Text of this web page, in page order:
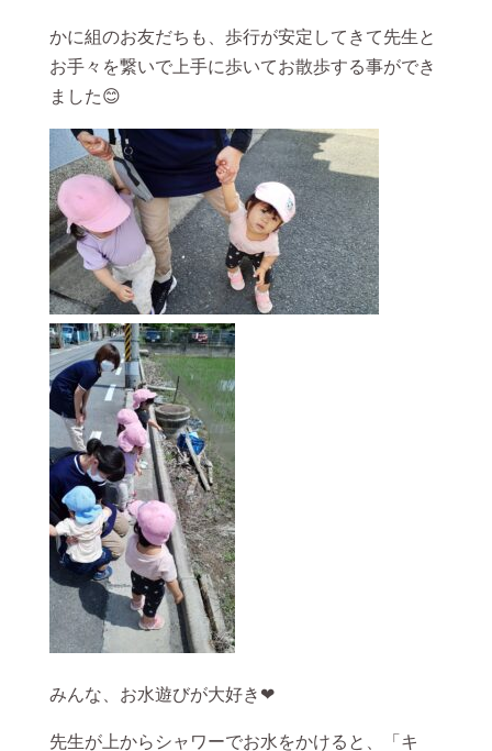
かに組のお友だちも、歩行が安定してきて先生と
お手々を繋いで上手に歩いてお散歩する事ができ
ました😊
みんな、お水遊びが大好き❤
先生が上からシャワーでお水をかけると、「キ